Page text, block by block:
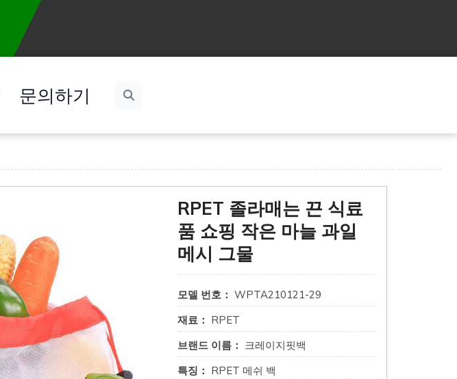
문의하기
RPET 졸라매는 끈 식료
품 쇼핑 작은 마늘 과일
메시 그물
모델 번호： WPTA210121-29
재료： RPET
브랜드 이름： 크레이지핏백
특징： RPET 메쉬 백